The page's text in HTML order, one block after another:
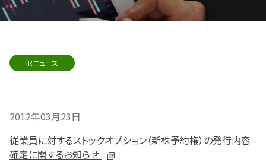
IRニュース
2012年03月23日
従業員に対するストックオプション（新株予約権）の発行内容
確定に関するお知らせ